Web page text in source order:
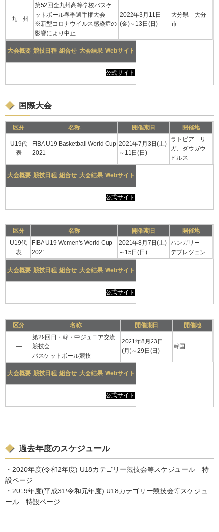
九 州
第52回全九州高等学校バスケ
ットボール春季選手権大会
※新型コロナウイルス感染症の
影響により中止
2022年3月11日
(金)～13日(日)
大分県 大分
市
大会概要 競技日程 組合せ 大会結果 Webサイト
公式サイト
国際大会
区分 名称 開催期日 開催地
U19代
表
FIBA U19 Basketball World Cup
2021
2021年7月3日(土)
～11日(日)
ラトビア リ
ガ、ダウガウ
ピルス
大会概要 競技日程 組合せ 大会結果 Webサイト
公式サイト
区分 名称 開催期日
開催地
U19代
表
FIBA U19 Women's World Cup
2021
2021年8月7日(土)
～15日(日)
ハンガリー
デブレツェン
大会概要 競技日程 組合せ 大会結果 Webサイト
公式サイト
区分 名称 開催期日 開催地
―
第29回日・韓・中ジュニア交流
競技会
バスケットボール競技
2021年8月23日
(月)～29日(日)
韓国
大会概要 競技日程 組合せ 大会結果 Webサイト
公式サイト
過去年度のスケジュール
・2020年度(令和2年度) U18カテゴリー競技会等スケジュール 特
設ページ
・2019年度(平成31/令和元年度) U18カテゴリー競技会等スケジュ
ール 特設ページ